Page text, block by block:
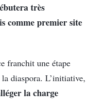
très
comme premier site
franchit une étape
diaspora. L’initiative,
la charge